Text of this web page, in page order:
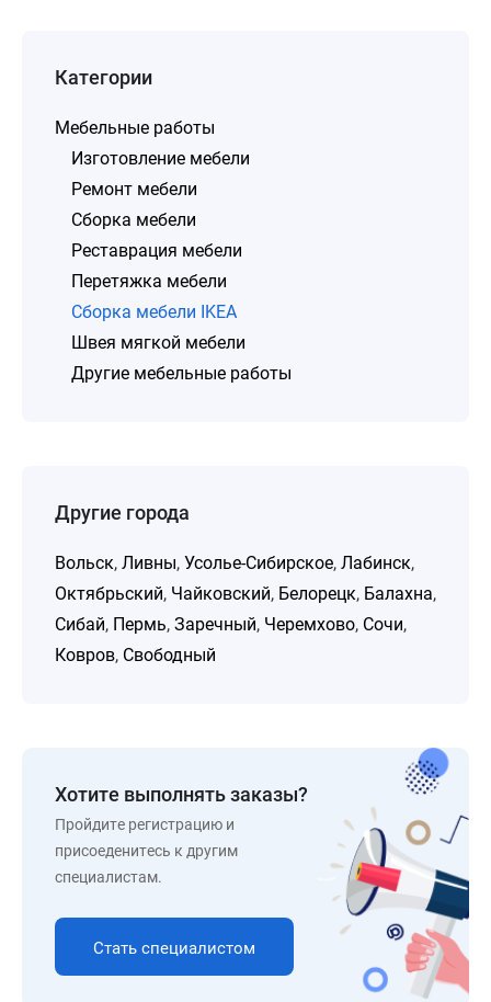
Категории
Мебельные работы
Изготовление мебели
Ремонт мебели
Сборка мебели
Реставрация мебели
Перетяжка мебели
Сборка мебели IKEA
Швея мягкой мебели
Другие мебельные работы
Другие города
Вольск, Ливны, Усолье-Сибирское, Лабинск,
Октябрьский, Чайковский, Белорецк, Балахна,
Сибай, Пермь, Заречный, Черемхово, Сочи,
Ковров, Свободный
Хотите выполнять заказы?
Пройдите регистрацию и
присоеденитесь к другим
специалистам.
Стать специалистом